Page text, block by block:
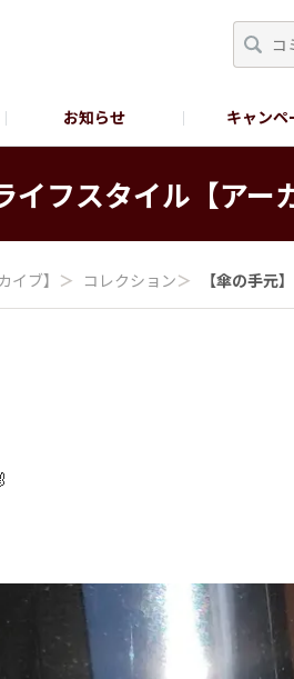
お知らせ キャンペ
イフスタイル​【アー
ブ】 ＞ コレクション＞ 【傘の手元